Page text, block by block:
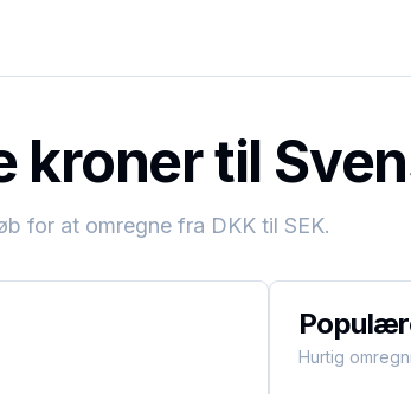
kroner til
for at omregne fra DKKtil SEK.
Hurtig